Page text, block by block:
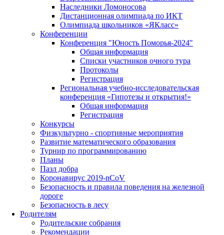
Наследники Ломоносова
Дистанционная олимпиада по ИКТ
Олимпиада школьников «ЯКласс»
Конференции
Конференция "Юность Поморья-2024"
Общая информация
Списки участников очного тура
Протоколы
Регистрация
Региональная учебно-исследовательская
конференция «Гипотезы и открытия!»
Общая информация
Регистрация
Конкурсы
Физкультурно - спортивные мероприятия
Развитие математического образования
Турнир по программированию
Планы
Пазл добра
Коронавирус 2019-nCoV
Безопасность и правила поведения на железной
дороге
Безопасность в лесу
Родителям
Родительские собрания
Рекомендации